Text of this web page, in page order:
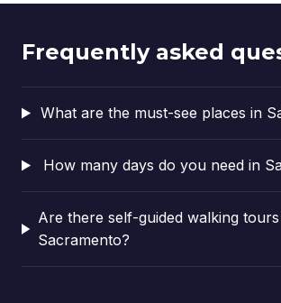
Frequently asked
What are the must-see places in
How many days do you need in
Are there self-guided walking
Sacramento?